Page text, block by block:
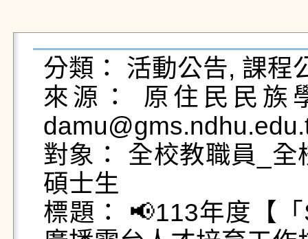
分類： 活動公告, 課程
來源： 原住民民族
對象： 全校教職員_
碩士生
標題： 📢113年度【